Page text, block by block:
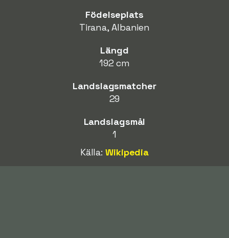
Födelseplats
Tirana, Albanien
Längd
192 cm
Landslagsmatcher
29
Landslagsmål
1
Källa:Wikipedia